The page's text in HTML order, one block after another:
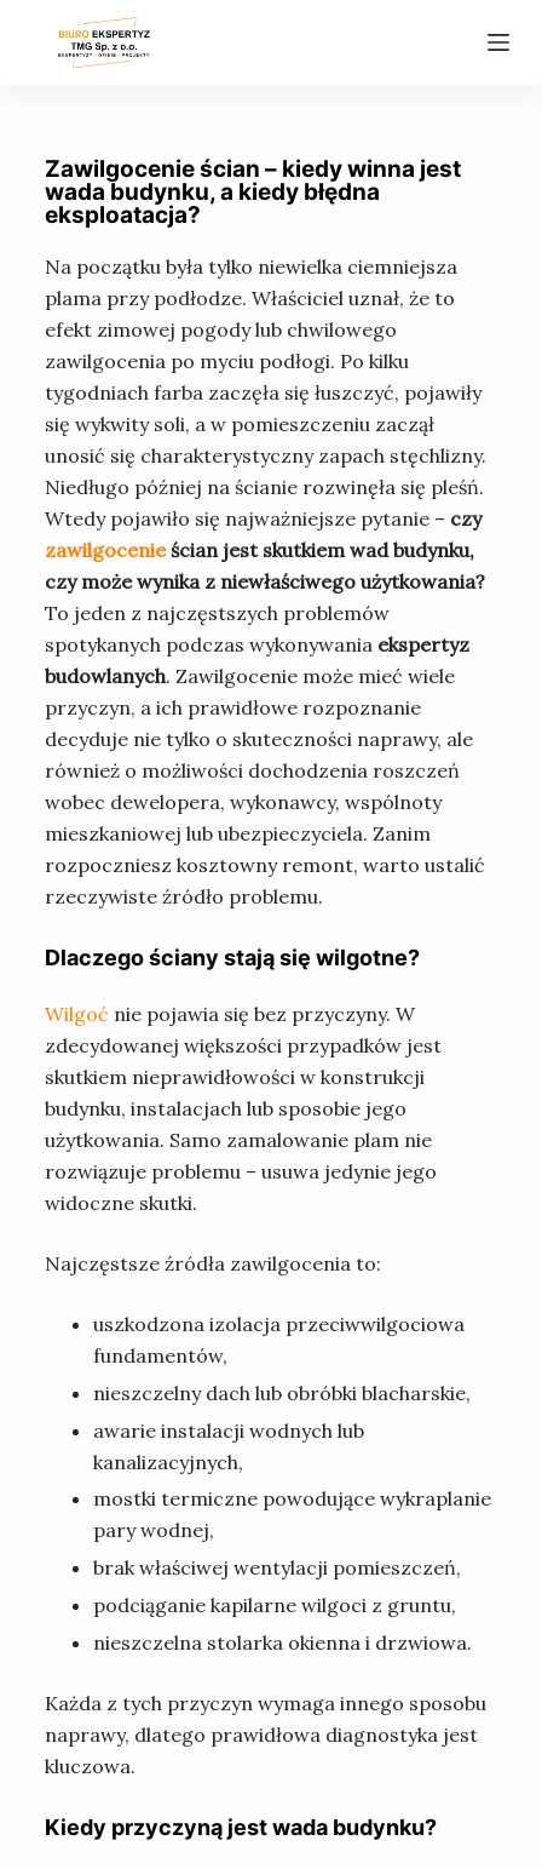
Zawilgocenie ścian – kiedy winna jest
wada budynku, a kiedy błędna
eksploatacja?
Na początku była tylko niewielka ciemniejsza
plama przy podłodze. Właściciel uznał, że to
efekt zimowej pogody lub chwilowego
zawilgocenia po myciu podłogi. Po kilku
tygodniach farba zaczęła się łuszczyć, pojawiły
się wykwity soli, a w pomieszczeniu zaczął
unosić się charakterystyczny zapach stęchlizny.
Niedługo później na ścianie rozwinęła się pleśń.
Wtedy pojawiło się najważniejsze pytanie – czy
zawilgocenieścian jest skutkiem wad budynku,
czy może wynika z niewłaściwego użytkowania?
To jeden z najczęstszych problemów
spotykanych podczas wykonywania ekspertyz
budowlanych. Zawilgocenie może mieć wiele
przyczyn, a ich prawidłowe rozpoznanie
decyduje nie tylko o skuteczności naprawy, ale
również o możliwości dochodzenia roszczeń
wobec dewelopera, wykonawcy, wspólnoty
mieszkaniowej lub ubezpieczyciela. Zanim
rozpoczniesz kosztowny remont, warto ustalić
rzeczywiste źródło problemu.
Dlaczego ściany stają się wilgotne?
Wilgoć nie pojawia się bez przyczyny. W
zdecydowanej większości przypadków jest
skutkiem nieprawidłowości w konstrukcji
budynku, instalacjach lub sposobie jego
użytkowania. Samo zamalowanie plam nie
rozwiązuje problemu – usuwa jedynie jego
widoczne skutki.
Najczęstsze źródła zawilgocenia to:
uszkodzona izolacja przeciwwilgociowa
fundamentów,
nieszczelny dach lub obróbki blacharskie,
awarie instalacji wodnych lub
kanalizacyjnych,
mostki termiczne powodujące wykraplanie
pary wodnej,
brak właściwej wentylacji pomieszczeń,
podciąganie kapilarne wilgoci z gruntu,
nieszczelna stolarka okienna i drzwiowa.
Każda z tych przyczyn wymaga innego sposobu
naprawy, dlatego prawidłowa diagnostyka jest
kluczowa.
Kiedy przyczyną jest wada budynku?